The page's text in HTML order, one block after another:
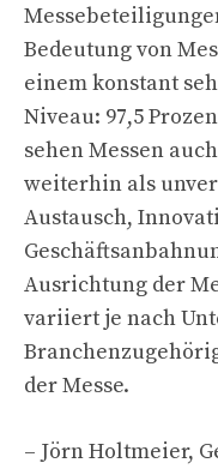
Bedeutung von
einem konstant
Niveau: 97,5
sehen Messen auch
weiterhin als
Austausch,
Ausrichtung der
variiert je nach
der Messe.
– Jörn Holtmeier,